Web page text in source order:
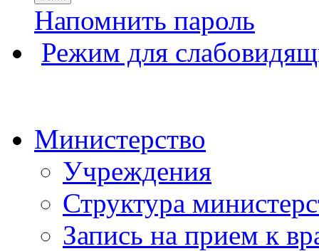
Напомнить пароль
Режим для
Министерство
Учреждения
Структура
Запись на прием к